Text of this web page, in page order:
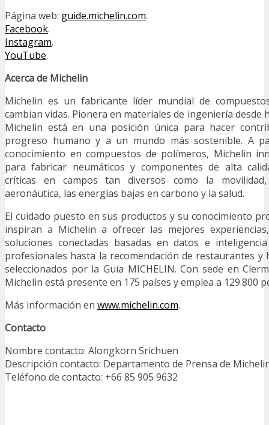
Página web: guide.michelin.com.
Facebook.
Instagram.
YouTube.
Acerca de Michelin
Michelin es un fabricante líder mundial de
cambian vidas. Pionera en materiales de ingeniería desde
Michelin está en una posición única para hacer
progreso humano y a un mundo más sostenible. A
conocimiento en compuestos de polímeros, Michelin
para fabricar neumáticos y componentes de alta
críticas en campos tan diversos como la
aeronáutica, las energías bajas en carbono y la salud.
El cuidado puesto en sus productos y su conocimiento
inspiran a Michelin a ofrecer las mejores
soluciones conectadas basadas en datos e
profesionales hasta la recomendación de restaurantes y
seleccionados por la Guía MICHELIN. Con sede en
Michelin está presente en 175 países y emplea a 129.800
Más información en www.michelin.com.
Contacto
Nombre contacto: Alongkorn Srichuen
Descripción contacto: Departamento de Prensa de
Teléfono de contacto: +66 85 905 9632